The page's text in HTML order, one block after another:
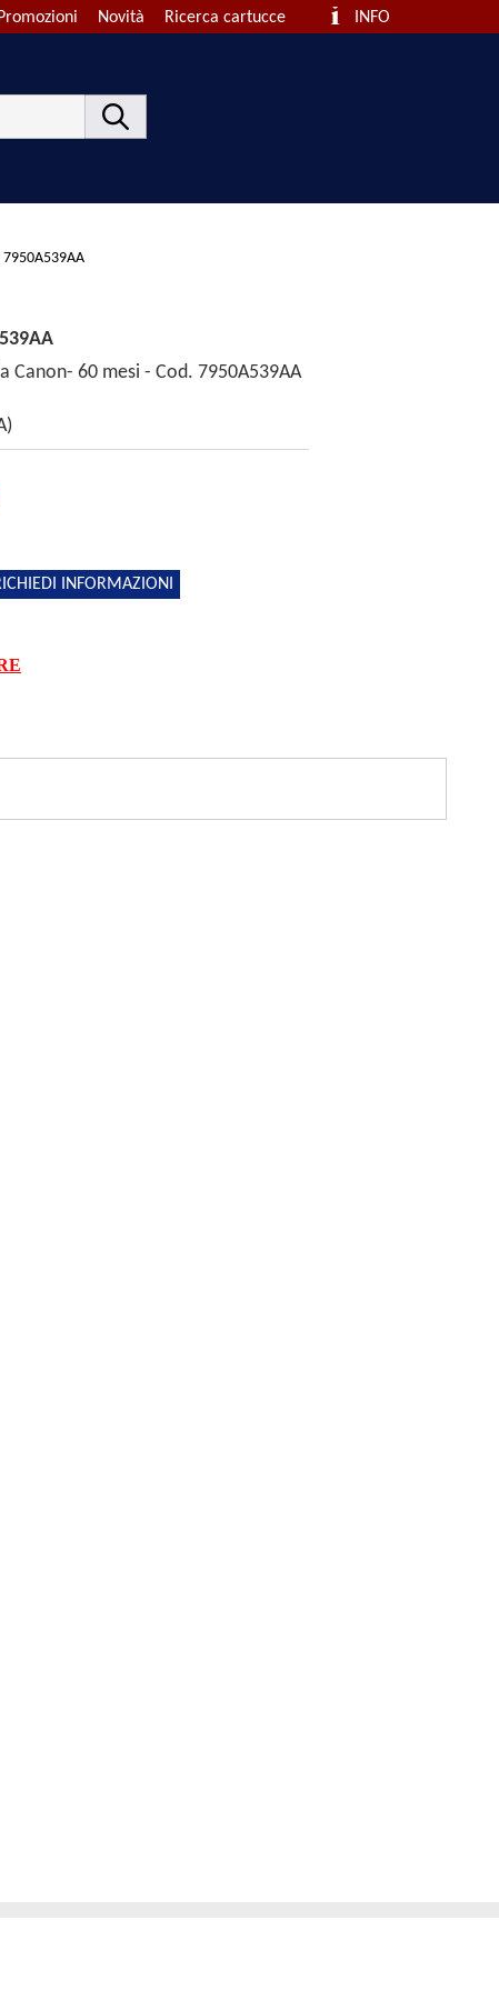
INFO
Ricerca cartucce
Novità
Promozioni
7950A539AA
Canon- 60 mesi - Cod. 7950A539AA
INFORMAZIONI